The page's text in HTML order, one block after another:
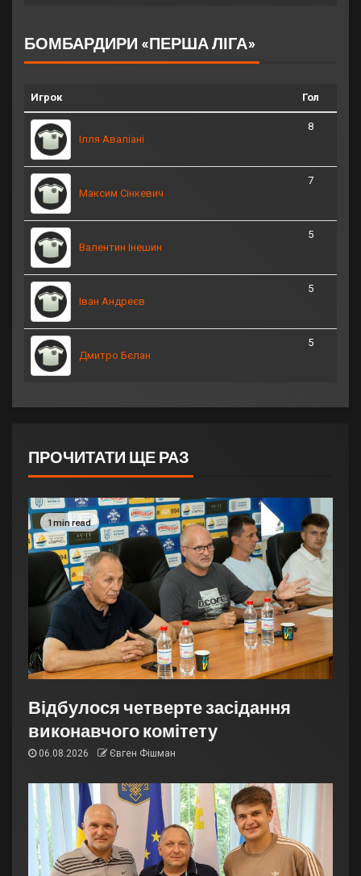
БОМБАРДИРИ «ПЕРША ЛІГА»
Игрок Гол
Ілля Аваліані
8
Максим Сінкевич
7
Валентин Інешин
5
Іван Андреєв
5
Дмитро Бєлан
5
ПРОЧИТАТИ ЩЕ РАЗ
1 min read
Відбулося четверте засідання
виконавчого комітету
06.08.2026 Євген Фішман